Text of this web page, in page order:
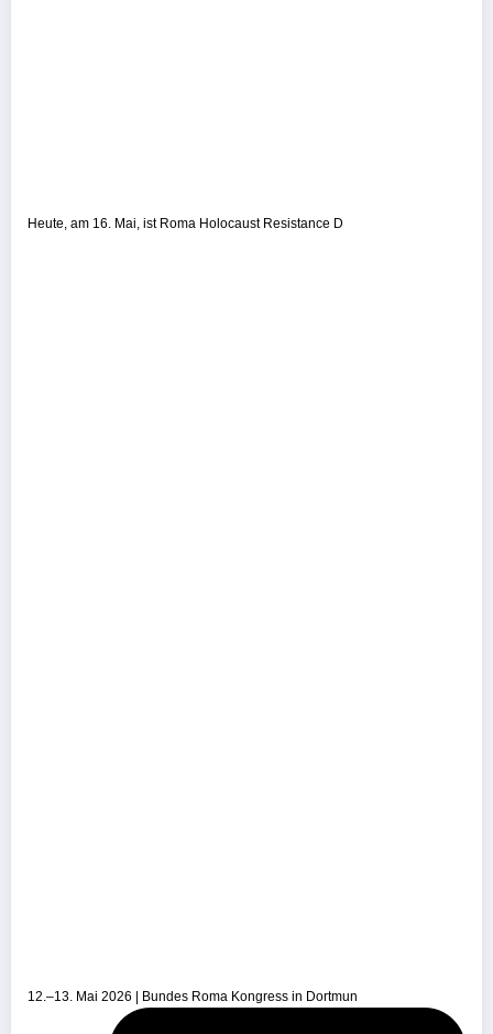
Heute, am 16. Mai, ist Roma Holocaust Resistance D
12.–13. Mai 2026 | Bundes Roma Kongress in Dortmun